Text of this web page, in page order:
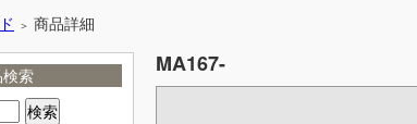
＞ 商品詳細
索 MA167-